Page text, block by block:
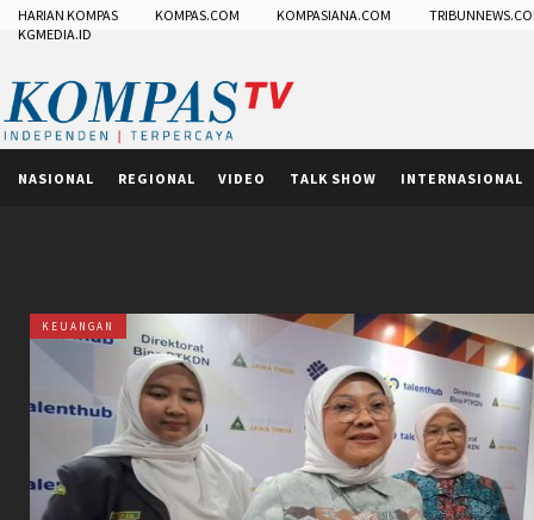
HARIAN KOMPAS KOMPAS.COM KOMPASIANA.COM
KGMEDIA.ID
NASIONAL REGIONAL VIDEO TALK SHOW INTERNASIONAL
KEUANGAN